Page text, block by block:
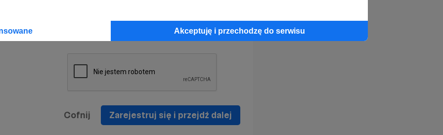
Akceptuję i przechodzę do serwisu
na
informacji handlowych - newslettera. Opcja ta może zostać
Cofnij Zarejestruj się i przejdź dalej